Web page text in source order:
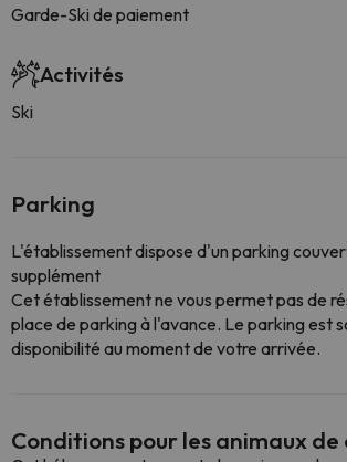
Garde-Ski de paiement
Activités
Ski
Parking
L'établissement dispose d'un parking
supplément
Cet établissement ne vous permet pas de
place de parking à l'avance. Le parking est
disponibilité au moment de votre arrivée.
Conditions pour les animaux